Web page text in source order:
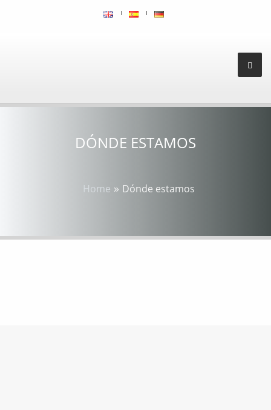
DÓNDE ESTAMOS
Home » Dónde estamos